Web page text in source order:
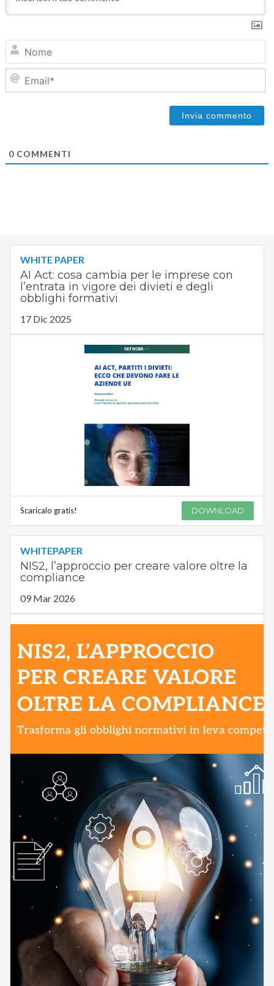
0COMMENTI
WHITE PAPER
AI Act: cosa cambia per le imprese con
l’entrata in vigore dei divieti e degli
obblighi formativi
17 Dic 2025
Scaricalo gratis! DOWNLOAD
WHITEPAPER
NIS2, l’approccio per creare valore oltre la
compliance
09 Mar 2026